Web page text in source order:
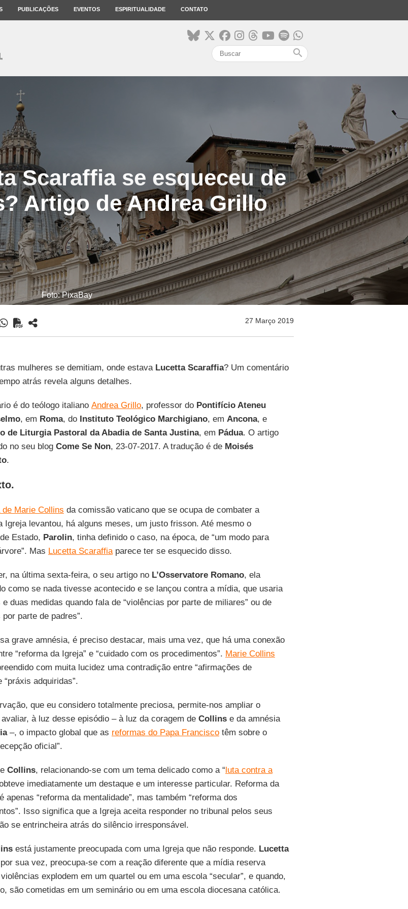
PUBLICAÇÕES EVENTOS ESPIRITUALIDADE CONTATO
search
Scaraffia se esqueceu de
Artigo de Andrea Grillo
Foto: PixaBay
27 Março 2019
mulheres se demitiam, onde estava Lucetta Scaraffia? Um comentário
atrás revela alguns detalhes.
é do teólogo italiano Andrea Grillo, professor do Pontifício Ateneu
, em Roma, do Instituto Teológico Marchigiano, em Ancona, e
de Liturgia Pastoral da Abadia de Santa Justina, em Pádua. O artigo
no seu blog Come Se Non, 23-07-2017. A tradução é de Moisés
.
de Marie Collins da comissão vaticano que se ocupa de combater a
Igreja levantou, há alguns meses, um justo frisson. Até mesmo o
Estado, Parolin, tinha definido o caso, na época, de “um modo para
Mas Lucetta Scaraffiaparece ter se esquecido disso.
na última sexta-feira, o seu artigo no L’Osservatore Romano, ela
como se nada tivesse acontecido e se lançou contra a mídia, que usaria
duas medidas quando fala de “violências por parte de miliares” ou de
por parte de padres”.
grave amnésia, é preciso destacar, mais uma vez, que há uma conexão
“reforma da Igreja” e “cuidado com os procedimentos”. Marie Collins
com muita lucidez uma contradição entre “afirmações de
“práxis adquiridas”.
que eu considero totalmente preciosa, permite-nos ampliar o
à luz desse episódio – à luz da coragem de Collinse da amnésia
–, o impacto global que as reformas do Papa Franciscotêm sobre o
oficial”.
Collins, relacionando-se com um tema delicado como a “luta contra a
imediatamente um destaque e um interesse particular. Reforma da
apenas “reforma da mentalidade”, mas também “reforma dos
Isso significa que a Igreja aceita responder no tribunal pelos seus
se entrincheira atrás do silêncio irresponsável.
está justamente preocupada com uma Igreja que não responde. Lucetta
sua vez, preocupa-se com a reação diferente que a mídia reserva
explodem em um quartel ou em uma escola “secular”, e quando,
são cometidas em um seminário ou em uma escola diocesana católica.